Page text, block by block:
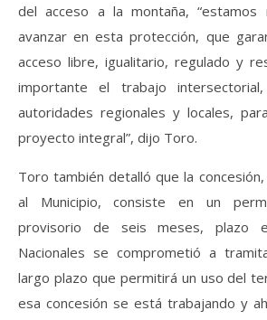
del acceso a la montaña, “estamos
avanzar en esta protección, que
acceso libre, igualitario, regulado y
importante el trabajo
autoridades regionales y locales,
proyecto integral”, dijo Toro.
Toro también detalló que la
al Municipio, consiste en un
provisorio de seis meses, plazo
Nacionales se comprometió a
largo plazo que permitirá un uso del
esa concesión se está trabajando y